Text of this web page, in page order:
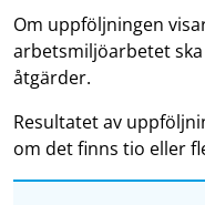
Om uppföljningen
arbetsmiljöarbetet
åtgärder.
Resultatet av
om det finns tio eller